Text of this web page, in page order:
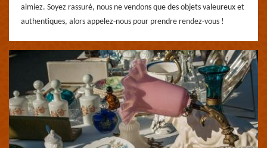
aimiez. Soyez rassuré, nous ne vendons que des objets valeureux et
authentiques, alors appelez-nous pour prendre rendez-vous !